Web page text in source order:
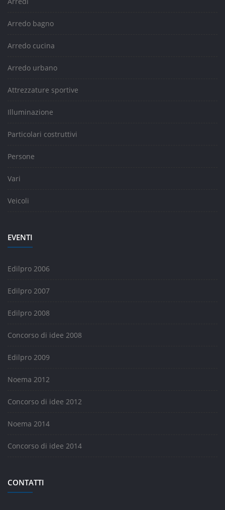
Arredo bagno
Arredo cucina
Arredo urbano
Attrezzature sportive
Illuminazione
Particolari costruttivi
Persone
Vari
Veicoli
EVENTI
Edilpro 2006
Edilpro 2007
Edilpro 2008
Concorso di idee 2008
Edilpro 2009
Noema 2012
Concorso di idee 2012
Noema 2014
Concorso di idee 2014
CONTATTI